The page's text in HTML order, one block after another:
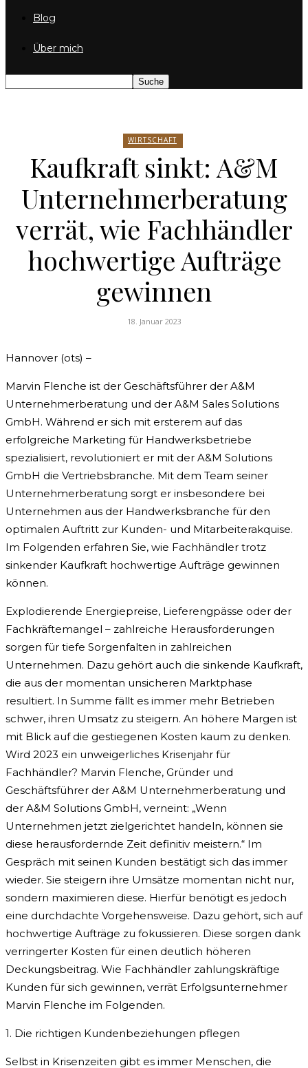
Blog
Über mich
WIRTSCHAFT
Kaufkraft sinkt: A&M
Unternehmerberatung
verrät, wie Fachhändler
hochwertige Aufträge
gewinnen
18. Januar 2023
Hannover (ots) –
Marvin Flenche ist der Geschäftsführer der A&M
Unternehmerberatung und der A&M Sales Solutions
GmbH. Während er sich mit ersterem auf das
erfolgreiche Marketing für Handwerksbetriebe
spezialisiert, revolutioniert er mit der A&M Solutions
GmbH die Vertriebsbranche. Mit dem Team seiner
Unternehmerberatung sorgt er insbesondere bei
Unternehmen aus der Handwerksbranche für den
optimalen Auftritt zur Kunden- und Mitarbeiterakquise.
Im Folgenden erfahren Sie, wie Fachhändler trotz
sinkender Kaufkraft hochwertige Aufträge gewinnen
können.
Explodierende Energiepreise, Lieferengpässe oder der
Fachkräftemangel – zahlreiche Herausforderungen
sorgen für tiefe Sorgenfalten in zahlreichen
Unternehmen. Dazu gehört auch die sinkende Kaufkraft,
die aus der momentan unsicheren Marktphase
resultiert. In Summe fällt es immer mehr Betrieben
schwer, ihren Umsatz zu steigern. An höhere Margen ist
mit Blick auf die gestiegenen Kosten kaum zu denken.
Wird 2023 ein unweigerliches Krisenjahr für
Fachhändler? Marvin Flenche, Gründer und
Geschäftsführer der A&M Unternehmerberatung und
der A&M Solutions GmbH, verneint: „Wenn
Unternehmen jetzt zielgerichtet handeln, können sie
diese herausfordernde Zeit definitiv meistern.“ Im
Gespräch mit seinen Kunden bestätigt sich das immer
wieder. Sie steigern ihre Umsätze momentan nicht nur,
sondern maximieren diese. Hierfür benötigt es jedoch
eine durchdachte Vorgehensweise. Dazu gehört, sich auf
hochwertige Aufträge zu fokussieren. Diese sorgen dank
verringerter Kosten für einen deutlich höheren
Deckungsbeitrag. Wie Fachhändler zahlungskräftige
Kunden für sich gewinnen, verrät Erfolgsunternehmer
Marvin Flenche im Folgenden.
1. Die richtigen Kundenbeziehungen pflegen
Selbst in Krisenzeiten gibt es immer Menschen, die